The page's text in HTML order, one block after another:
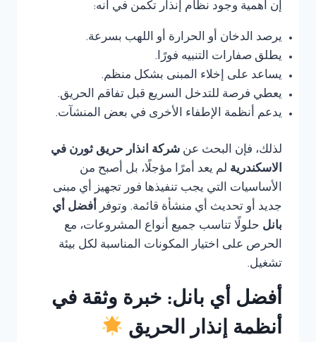
إن أهمية وجود نظام إنذار تكمن في أنه:
يرصد الدخان أو الحرارة أو اللهب بسرعة.
يطلق صفارات التنبيه فورًا.
يساعد على إخلاء المبنى بشكل منظم.
يعطي فرصة للتدخل السريع قبل تفاقم الحريق.
يدعم أنظمة الإطفاء الأخرى في بعض المنشآت.
لذلك، فإن البحث عن شركة انذار حريق ثورن في
الاسكندرية لم يعد أمرًا مؤجلًا، بل أصبح من
الأساسيات التي يجب تنفيذها فور تجهيز أي مبنى
جديد أو تحديث أي منشأة قائمة. وتوفر أفضل أي
بانل حلولًا تناسب جميع أنواع المشروعات، مع
الحرص على اختيار المكونات المناسبة لكل بيئة
تشغيل.
أفضل أي بانل: خبرة وثقة في
أنظمة إنذار الحريق